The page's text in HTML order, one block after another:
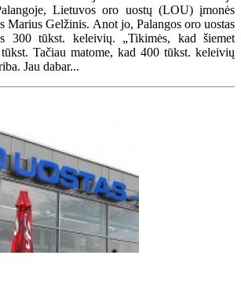
Lietuvos oro uostų (LOU) įmonės
Marius Gelžinis. Anot jo, Palangos oro uostas
300 tūkst. keleivių. „Tikimės, kad šiemet
Tačiau matome, kad 400 tūkst. keleivių
Jau dabar...